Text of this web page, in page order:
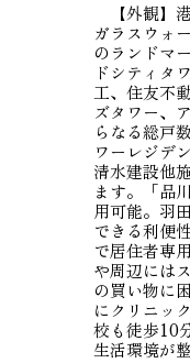
【外観】
ガラスウォ
のランドマ
ドシティタ
工、住友不
ズタワー、
らなる総戸
ワーレジデ
清水建設他
ます。「品
用可能。羽
できる利便
で居住者専
や周辺には
の買い物に
にクリニッ
校も徒歩10
生活環境が